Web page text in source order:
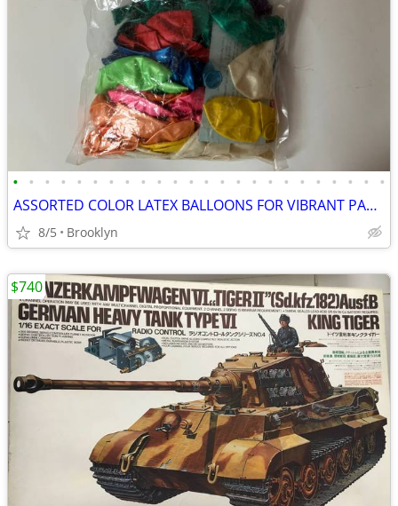
• • • • • • • • • • • • • • • • • • • • • • • •
ASSORTED COLOR LATEX BALLOONS FOR VIBRANT PARTY DECORATIONS EVERYWHERE
8/5 Brooklyn
$740